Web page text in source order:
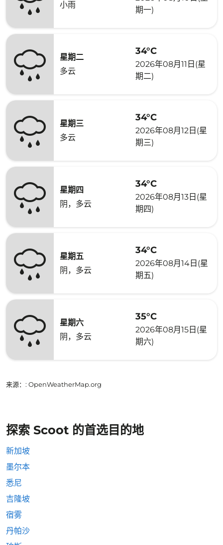
小雨
期一)
星期二
多云
34°C
2026年08月11日(星
期二)
星期三
多云
34°C
2026年08月12日(星
期三)
星期四
阴，多云
34°C
2026年08月13日(星
期四)
星期五
阴，多云
34°C
2026年08月14日(星
期五)
星期六
阴，多云
35°C
2026年08月15日(星
期六)
来源： : OpenWeatherMap.org
探索 Scoot 的首选目的地
新加坡
墨尔本
悉尼
吉隆坡
宿雾
丹帕沙